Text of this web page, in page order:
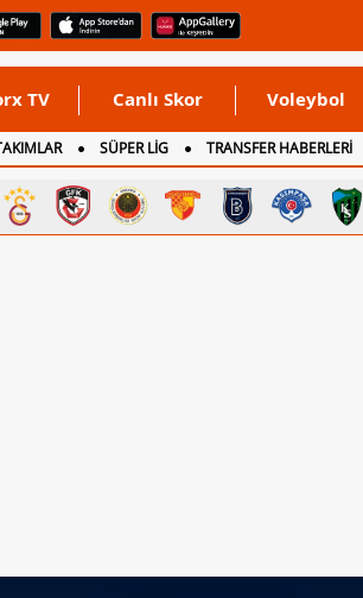
TV Canlı Skor Voleybol
SÜPER LİG TRANSFER HABERLERİ